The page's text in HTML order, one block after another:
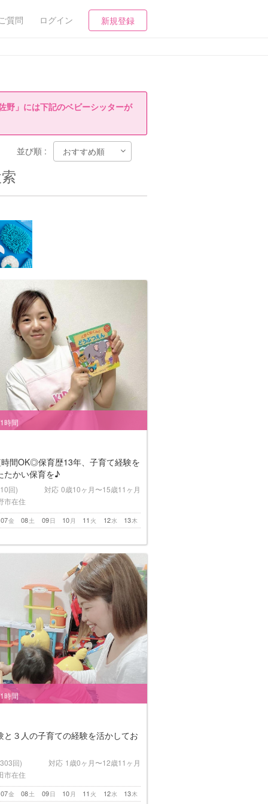
質問 ログイン 新規登録
野」には下記のベビーシッターが
並び順 :
時間
間OK◎保育歴13年、子育て経験を
たかい保育を♪
回) 対応 0歳10ヶ月〜15歳11ヶ月
市在住
金
07 土
08 日
09 月
10 火
11 水
12 木
13
時間
と３人の子育ての経験を活かしてお
回) 対応 1歳0ヶ月〜12歳11ヶ月
市在住
金
07 土
08 日
09 月
10 火
11 水
12 木
13